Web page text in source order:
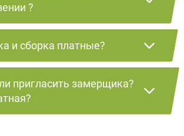
?
и сборка платные?
пригласить замерщика?